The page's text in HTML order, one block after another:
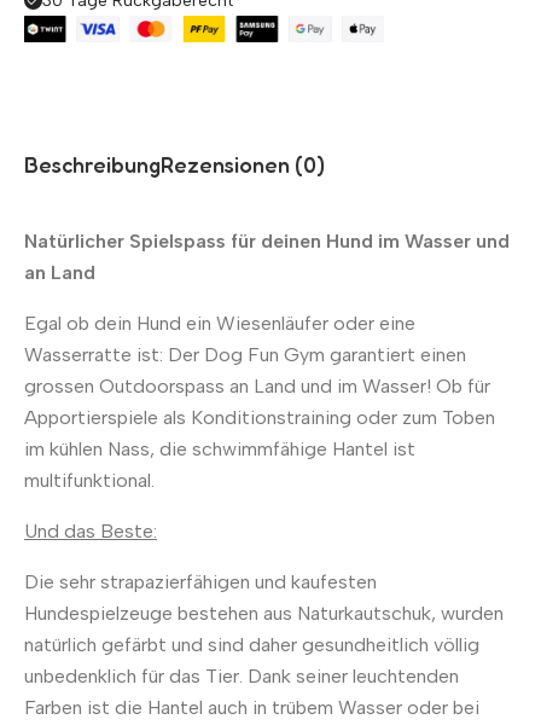
BeschreibungRezensionen (0)
Natürlicher Spielspass für deinen Hund im Wasser und
an Land
Egal ob dein Hund ein Wiesenläufer oder eine
Wasserratte ist: Der Dog Fun Gym garantiert einen
grossen Outdoorspass an Land und im Wasser! Ob für
Apportierspiele als Konditionstraining oder zum Toben
im kühlen Nass, die schwimmfähige Hantel ist
multifunktional.
Und das Beste:
Die sehr strapazierfähigen und kaufesten
Hundespielzeuge bestehen aus Naturkautschuk, wurden
natürlich gefärbt und sind daher gesundheitlich völlig
unbedenklich für das Tier. Dank seiner leuchtenden
Farben ist die Hantel auch in trübem Wasser oder bei